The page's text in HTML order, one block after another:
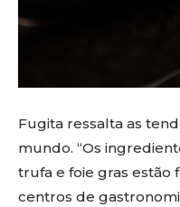
Fugita ressalta as
mundo. “Os
trufa e foie gras estão
centros de